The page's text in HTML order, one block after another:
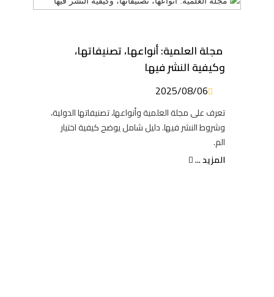
مجلة العلمية: أنواعها، تصنيفاتها،
وكيفية النشر فيها
2025/08/06
تعرف على مجلة العلمية وأنواعها، تصنيفاتها الدولية،
وشروط النشر فيها. دليل شامل يوضح كيفية اختيار
الم.
المزيد ...